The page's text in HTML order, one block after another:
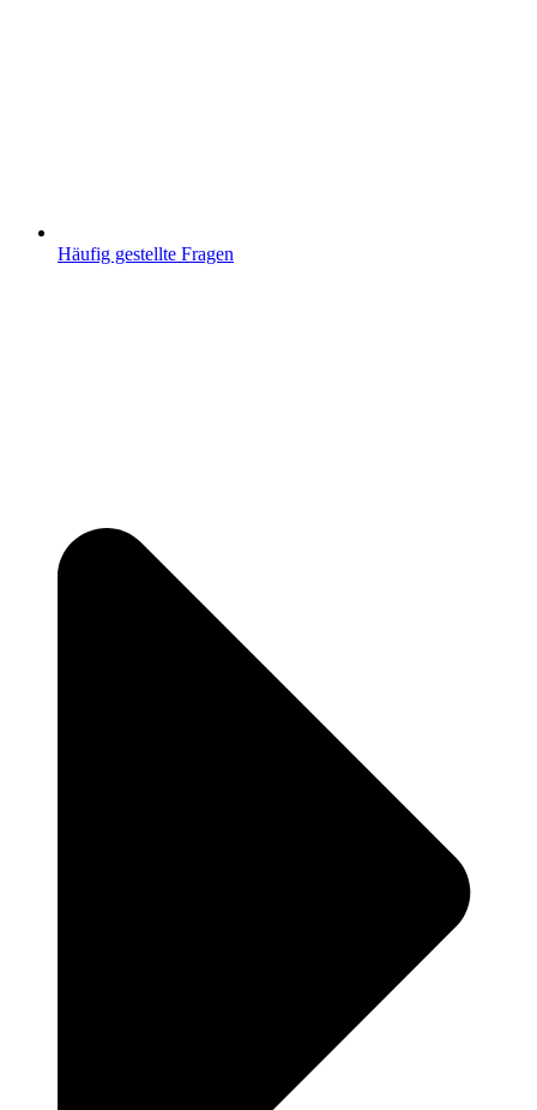
Häufig gestellte Fragen